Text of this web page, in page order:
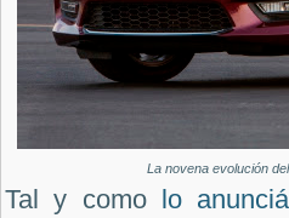
La novena evolución
Tal y como lo